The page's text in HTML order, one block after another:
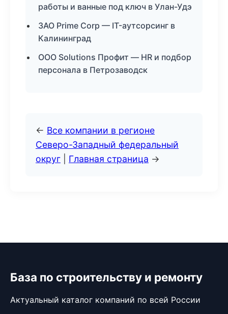
работы и ванные под ключ в Улан-Удэ
ЗАО Prime Corp — IT-аутсорсинг в
Калининград
ООО Solutions Профит — HR и подбор
персонала в Петрозаводск
← Все компании в регионе
Северо-Западный федеральный
округ
Главная страница →
База по строительству и ремонту
Актуальный каталог компаний по всей России